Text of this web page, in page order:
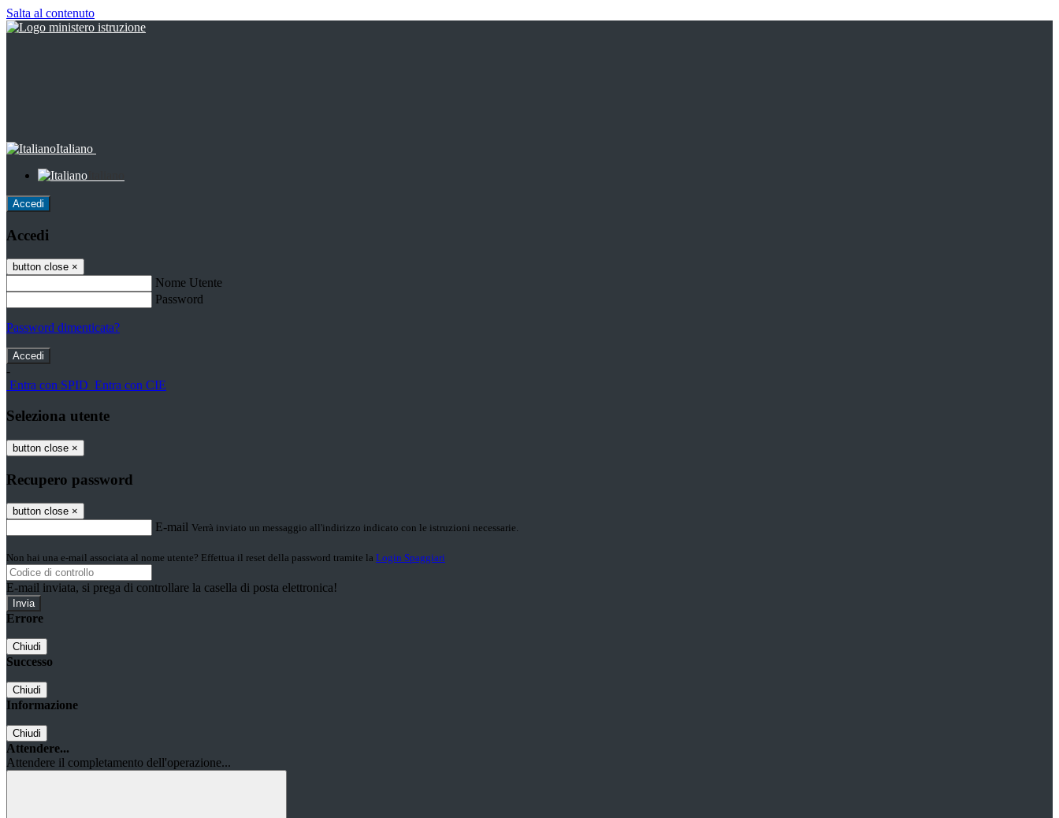
Salta al contenuto
Italiano
Accedi
Accedi
button close ×
Nome Utente
Password
Password dimenticata?
-
Entra con SPID Entra con CIE
Seleziona utente
button close ×
Recupero password
button close ×
E-mail Verrà inviato un messaggio all'indirizzo indicato con le istruzioni necessarie.
Non hai una e-mail associata al nome utente? Effettua il reset della password tramite la Login Spaggiari
E-mail inviata, si prega di controllare la casella di posta elettronica!
Errore
Chiudi
Successo
Chiudi
Informazione
Chiudi
Attendere...
Attendere il completamento dell'operazione...